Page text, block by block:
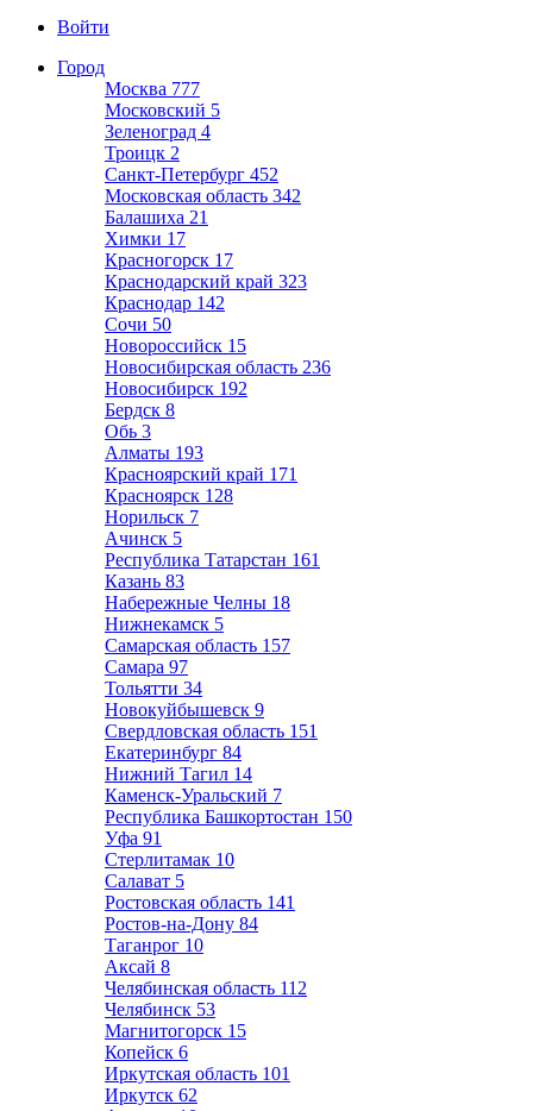
Войти
Город
Москва 777
Московский 5
Зеленоград 4
Троицк 2
Санкт-Петербург 452
Московская область 342
Балашиха 21
Химки 17
Красногорск 17
Краснодарский край 323
Краснодар 142
Сочи 50
Новороссийск 15
Новосибирская область 236
Новосибирск 192
Бердск 8
Обь 3
Алматы 193
Красноярский край 171
Красноярск 128
Норильск 7
Ачинск 5
Республика Татарстан 161
Казань 83
Набережные Челны 18
Нижнекамск 5
Самарская область 157
Самара 97
Тольятти 34
Новокуйбышевск 9
Свердловская область 151
Екатеринбург 84
Нижний Тагил 14
Каменск-Уральский 7
Республика Башкортостан 150
Уфа 91
Стерлитамак 10
Салават 5
Ростовская область 141
Ростов-на-Дону 84
Таганрог 10
Аксай 8
Челябинская область 112
Челябинск 53
Магнитогорск 15
Копейск 6
Иркутская область 101
Иркутск 62